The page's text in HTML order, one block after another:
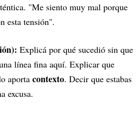
"Me siento muy mal porque
esta tensión".
Explicá por qué sucedió sin que
línea fina aquí. Explicar que
aporta contexto. Decir que estabas
excusa.